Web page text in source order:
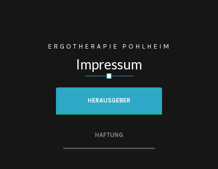
ERGOTHERAPIE POHLHEIM
Impressum
HERAUSGEBER
HAFTUNG